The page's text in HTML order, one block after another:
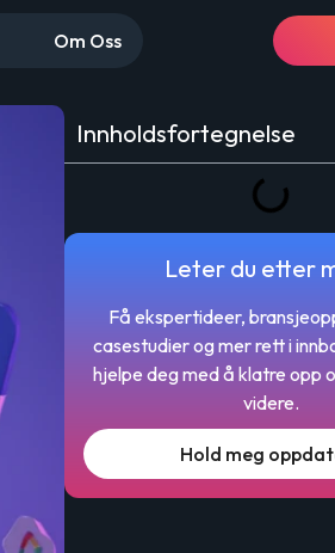
Om Oss
Innholdsfortegnelse
Leter du etter
Få ekspertideer,
casestudier og mer rett i
hjelpe deg med å klatre opp
videre.
Hold meg